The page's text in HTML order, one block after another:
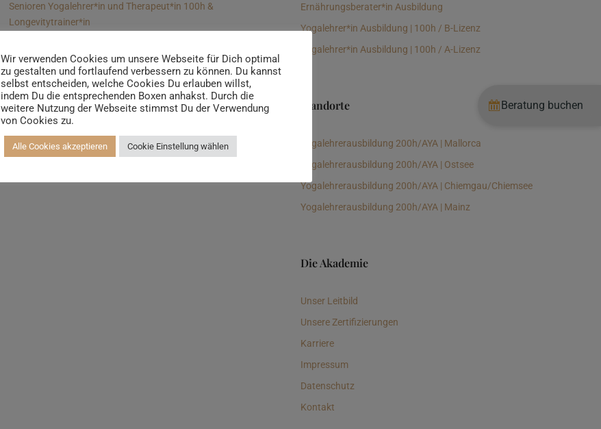
Senioren Yogalehrer*in und Therapeut*in 100h &
Longevitytrainer*in
Meditationsleiter*in | 50h & Achtsamkeitstrainer*in
Yoga Alignmenttrainer*in | 40h
Yoga Hilfsmitteltrainer*in Ausbildung | 10 h
Ernährungsberater*in Ausbildung
Yogalehrer*in Ausbildung | 100h / B-Lizenz
Yogalehrer*in Ausbildung | 100h / A-Lizenz
Standorte
Yogalehrerausbildung 200h/AYA | Mallorca
Yogalehrerausbildung 200h/AYA | Ostsee
Yogalehrerausbildung 200h/AYA | Chiemgau/Chiemsee
Yogalehrerausbildung 200h/AYA | Mainz
Die Akademie
Unser Leitbild
Unsere Zertifizierungen
Karriere
Impressum
Datenschutz
Kontakt
Wir verwenden Cookies um unsere Webseite für Dich optimal
zu gestalten und fortlaufend verbessern zu können. Du kannst
selbst entscheiden, welche Cookies Du erlauben willst,
indem Du die entsprechenden Boxen anhakst. Durch die
weitere Nutzung der Webseite stimmst Du der Verwendung
von Cookies zu.
Alle Cookies akzeptieren Cookie Einstellung wählen
Beratung buchen